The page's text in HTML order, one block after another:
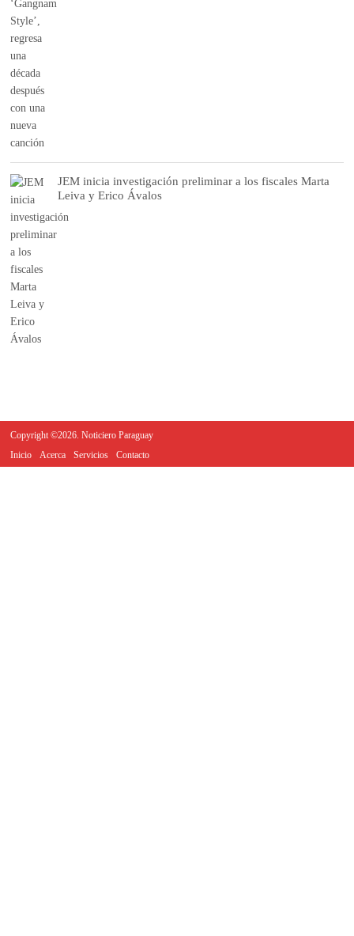
JEM inicia investigación preliminar a los fiscales Marta
Leiva y Erico Ávalos
Copyright ©2026. Noticiero Paraguay
Inicio
Acerca Servicios Contacto